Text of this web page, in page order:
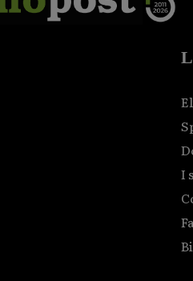
I